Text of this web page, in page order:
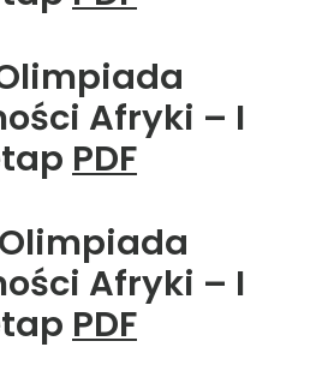
Afryki – I
PDF
Afryki – I
PDF